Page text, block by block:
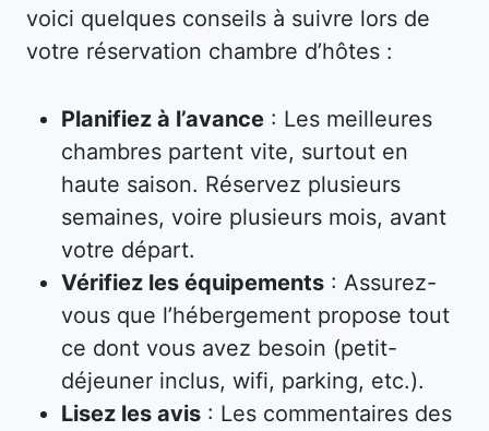
voici quelques conseils à suivre lors de
votre réservation chambre d’hôtes :
Planifiez à l’avance : Les meilleures
chambres partent vite, surtout en
haute saison. Réservez plusieurs
semaines, voire plusieurs mois, avant
votre départ.
Vérifiez les équipements : Assurez-
vous que l’hébergement propose tout
ce dont vous avez besoin (petit-
déjeuner inclus, wifi, parking, etc.).
Lisez les avis : Les commentaires des